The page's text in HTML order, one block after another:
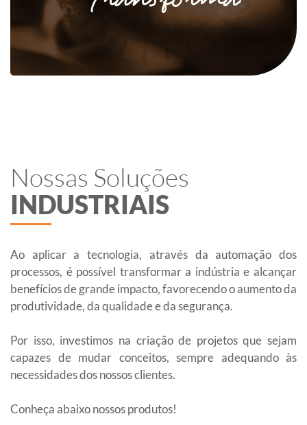
Nossas Soluções
INDUSTRIAIS
Ao aplicar a tecnologia, através da automação dos
processos, é possível transformar a indústria e alcançar
benefícios de grande impacto, favorecendo o aumento da
produtividade, da qualidade e da segurança.
Por isso, investimos na criação de projetos que sejam
capazes de mudar conceitos, sempre adequando às
necessidades dos nossos clientes.
Conheça abaixo nossos produtos!